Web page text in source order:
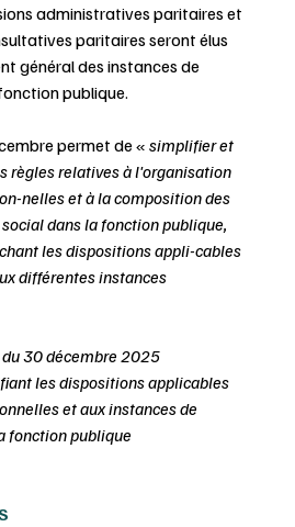
administratives paritaires et
paritaires seront élus
général des instances de
publique.
permet de « simplifier et
règles relatives à l'organisation
nelles et à la composition des
dans la fonction publique,
les dispositions appli-cables
différentes instances
30 décembre 2025
les dispositions applicables
et aux instances de
fonction publique